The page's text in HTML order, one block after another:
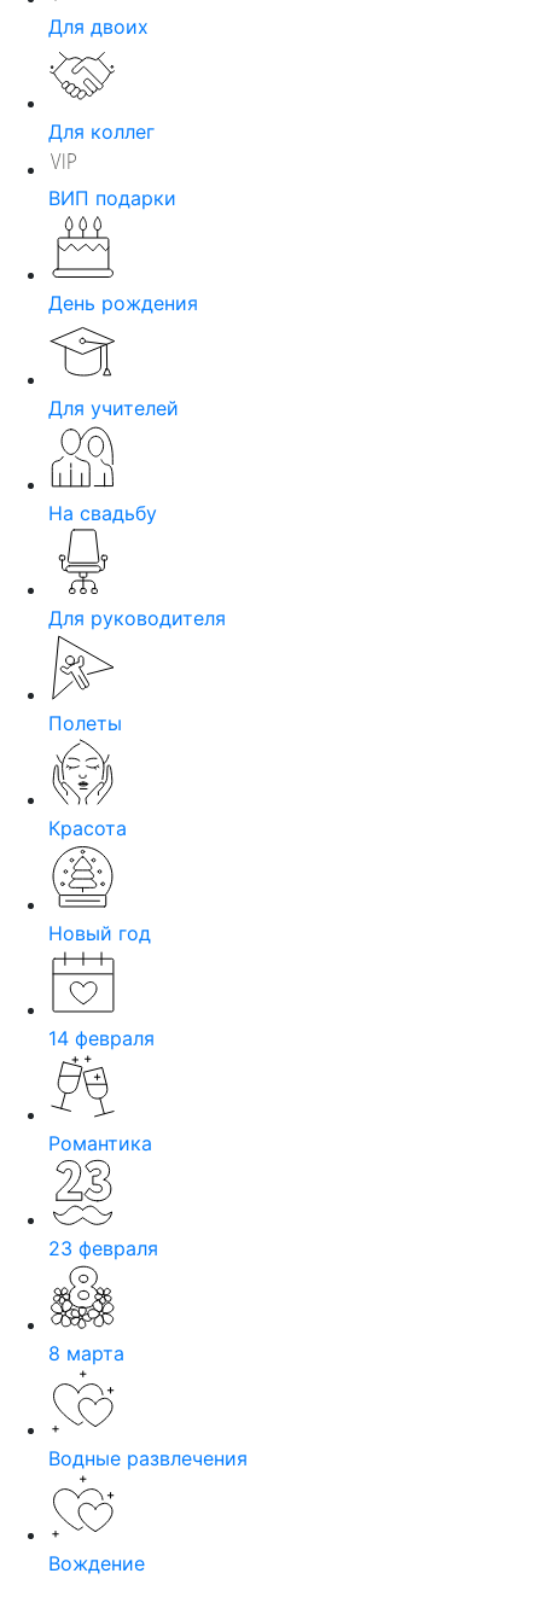
Для двоих
Для коллег
ВИП подарки
День рождения
Для учителей
На свадьбу
Для руководителя
Полеты
Красота
Новый год
14 февраля
Романтика
23 февраля
8 марта
Водные развлечения
Вождение